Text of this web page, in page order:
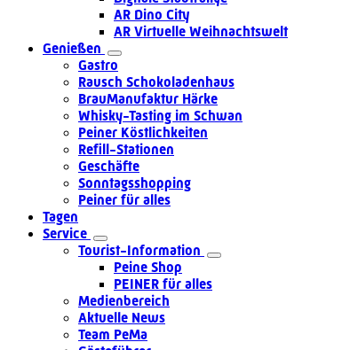
AR Dino City
AR Virtuelle Weihnachtswelt
Genießen
Gastro
Rausch Schokoladenhaus
BrauManufaktur Härke
Whisky-Tasting im Schwan
Peiner Köstlichkeiten
Refill-Stationen
Geschäfte
Sonntagsshopping
Peiner für alles
Tagen
Service
Tourist-Information
Peine Shop
PEINER für alles
Medienbereich
Aktuelle News
Team PeMa